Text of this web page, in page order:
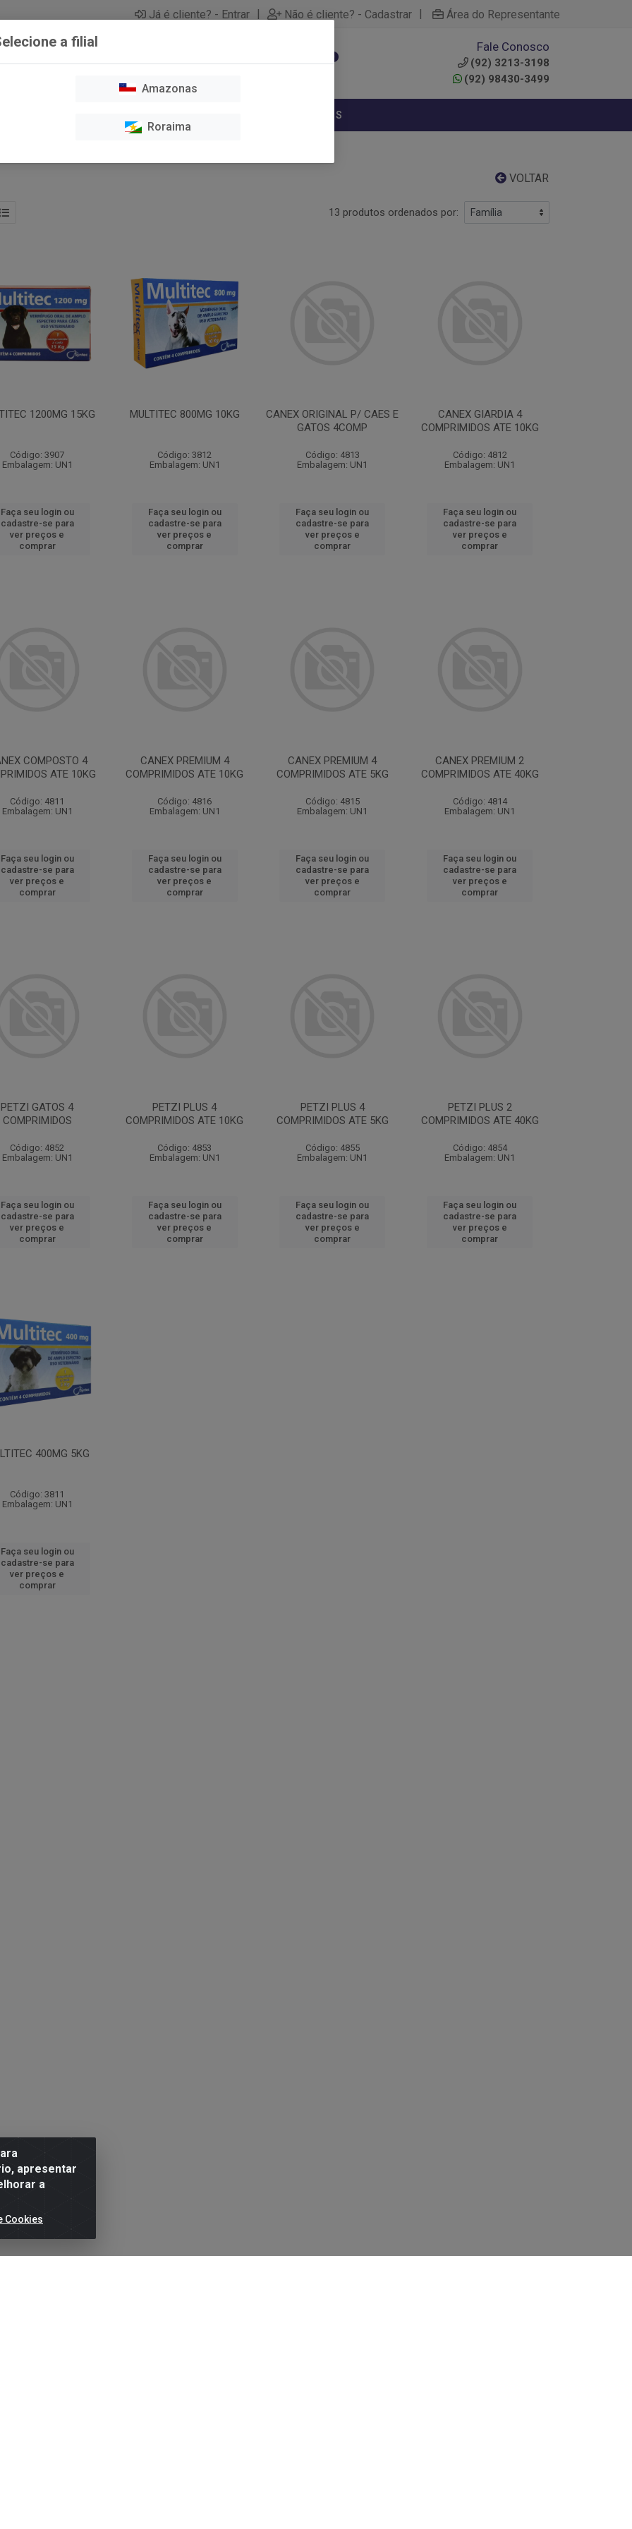
Já é cliente? - Entrar | Não é cliente? - Cadastrar | Área do Representante
Fale Conosco
(92) 3213-3198
(92) 98430-3499
MEDICAMENTOS
VOLTAR
13 produtos ordenados por:
1200MG 15KG
Código: 3907
Embalagem: UN1
Faça seu login ou
cadastre-se para
ver preços e
comprar
MULTITEC 800MG 10KG
Código: 3812
Embalagem: UN1
Faça seu login ou
cadastre-se para
ver preços e
comprar
CANEX ORIGINAL P/ CAES E
GATOS 4COMP
Código: 4813
Embalagem: UN1
Faça seu login ou
cadastre-se para
ver preços e
comprar
CANEX GIARDIA 4
COMPRIMIDOS ATE 10KG
Código: 4812
Embalagem: UN1
Faça seu login ou
cadastre-se para
ver preços e
comprar
COMPOSTO 4
ATE 10KG
Código: 4811
Embalagem: UN1
Faça seu login ou
cadastre-se para
ver preços e
comprar
CANEX PREMIUM 4
COMPRIMIDOS ATE 10KG
Código: 4816
Embalagem: UN1
Faça seu login ou
cadastre-se para
ver preços e
comprar
CANEX PREMIUM 4
COMPRIMIDOS ATE 5KG
Código: 4815
Embalagem: UN1
Faça seu login ou
cadastre-se para
ver preços e
comprar
CANEX PREMIUM 2
COMPRIMIDOS ATE 40KG
Código: 4814
Embalagem: UN1
Faça seu login ou
cadastre-se para
ver preços e
comprar
PETZI GATOS 4
COMPRIMIDOS
Código: 4852
Embalagem: UN1
Faça seu login ou
cadastre-se para
ver preços e
comprar
PETZI PLUS 4
COMPRIMIDOS ATE 10KG
Código: 4853
Embalagem: UN1
Faça seu login ou
cadastre-se para
ver preços e
comprar
PETZI PLUS 4
COMPRIMIDOS ATE 5KG
Código: 4855
Embalagem: UN1
Faça seu login ou
cadastre-se para
ver preços e
comprar
PETZI PLUS 2
COMPRIMIDOS ATE 40KG
Código: 4854
Embalagem: UN1
Faça seu login ou
cadastre-se para
ver preços e
comprar
400MG 5KG
Código: 3811
Embalagem: UN1
Faça seu login ou
cadastre-se para
ver preços e
comprar
apresentar
a
Cookies
a filial
Amazonas
Roraima